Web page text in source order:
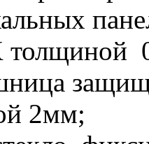
толщиной
2мм;